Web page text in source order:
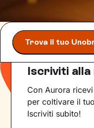
Trova il tuo
Iscriviti
Con Aurora
per coltivare il
Iscriviti subito!